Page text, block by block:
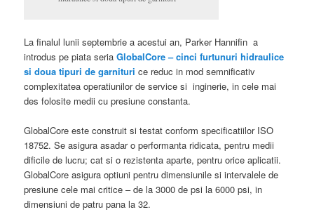
La finalul lunii septembrie a acestui an, Parker Hannifin a
introdus pe piata seriaGlobalCore – cinci furtunuri hidraulice
si doua tipuri de garnituri ce reduc in mod semnificativ
complexitatea operatiunilor de service si inginerie, in cele mai
des folosite medii cu presiune constanta.
GlobalCore este construit si testat conform specificatiilor ISO
18752. Se asigura asadar o performanta ridicata, pentru medii
dificile de lucru; cat si o rezistenta aparte, pentru orice aplicatii.
GlobalCore asigura optiuni pentru dimensiunile si intervalele de
presiune cele mai critice – de la 3000 de psi la 6000 psi, in
dimensiuni de patru pana la 32.